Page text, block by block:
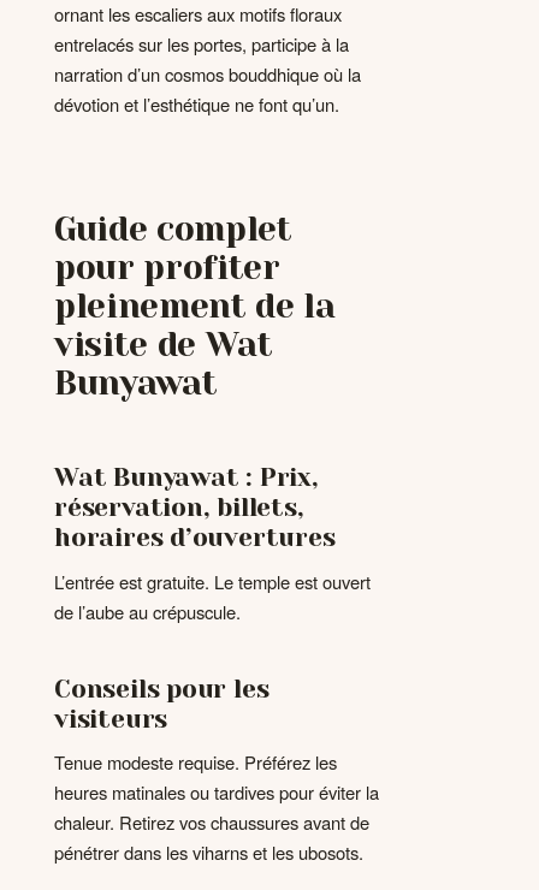
ornant les escaliers aux motifs floraux
entrelacés sur les portes, participe à la
narration d’un cosmos bouddhique où la
dévotion et l’esthétique ne font qu’un.
Guide complet
pour profiter
pleinement de la
visite de Wat
Bunyawat
Wat Bunyawat : Prix,
réservation, billets,
horaires d’ouvertures
L’entrée est gratuite. Le temple est ouvert
de l’aube au crépuscule.
Conseils pour les
visiteurs
Tenue modeste requise. Préférez les
heures matinales ou tardives pour éviter la
chaleur. Retirez vos chaussures avant de
pénétrer dans les viharns et les ubosots.